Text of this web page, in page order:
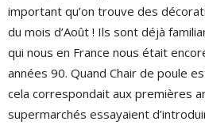
important qu’on trouve des
du mois d’Août ! Ils sont déjà
qui nous en France nous était
années 90. Quand Chair de poule
cela correspondait aux premières
supermarchés essayaient